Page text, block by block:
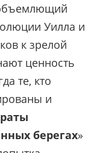
Уилла и
к зрелой
ценность
те, кто
и
берегах»